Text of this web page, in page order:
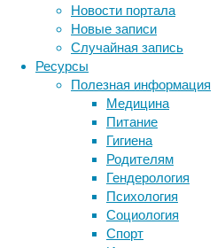
Новости портала
Новые записи
Случайная запись
Ресурсы
Полезная информация
Медицина
Питание
Гигиена
Родителям
Гендерология
Психология
Социология
Спорт
Эксперимент
участием
макак-
резусов
показал,